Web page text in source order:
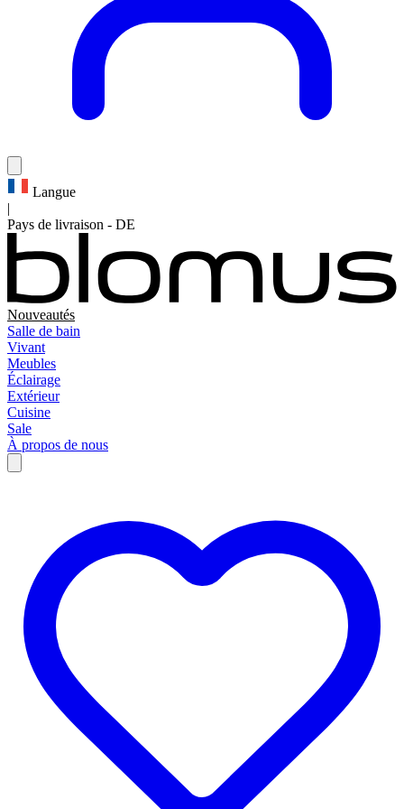
Langue
|
Pays de livraison - DE
Nouveautés
Salle de bain
Vivant
Meubles
Éclairage
Extérieur
Cuisine
Sale
À propos de nous